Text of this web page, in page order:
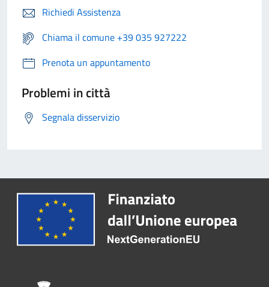
Richiedi Assistenza
Chiama il comune +39 035 927222
Prenota un appuntamento
Problemi in città
Segnala disservizio